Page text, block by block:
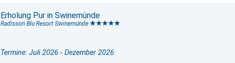
Erholung Pur in Swinemünde
Radisson Blu Resort Swinemünde
Termine: Juli 2026 - Dezember 2026